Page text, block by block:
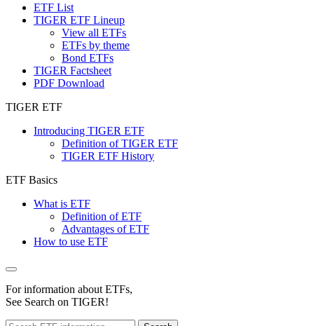
ETF List
TIGER ETF Lineup
View all ETFs
ETFs by theme
Bond ETFs
TIGER Factsheet
PDF Download
TIGER ETF
Introducing TIGER ETF
Definition of TIGER ETF
TIGER ETF History
ETF Basics
What is ETF
Definition of ETF
Advantages of ETF
How to use ETF
For information about ETFs,
See Search on TIGER!